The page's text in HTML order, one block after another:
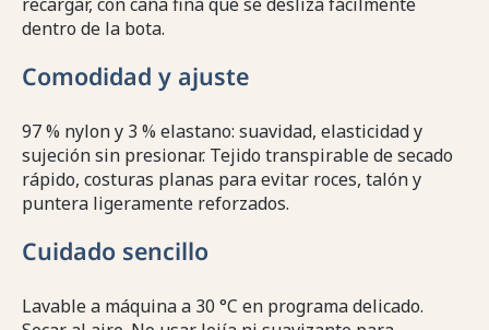
dentro de la bota.
Comodidad y ajuste
97 % nylon y 3 % elastano: suavidad, elasticidad y
sujeción sin presionar. Tejido transpirable de secado
rápido, costuras planas para evitar roces, talón y
puntera ligeramente reforzados.
Cuidado sencillo
Lavable a máquina a 30 °C en programa delicado.